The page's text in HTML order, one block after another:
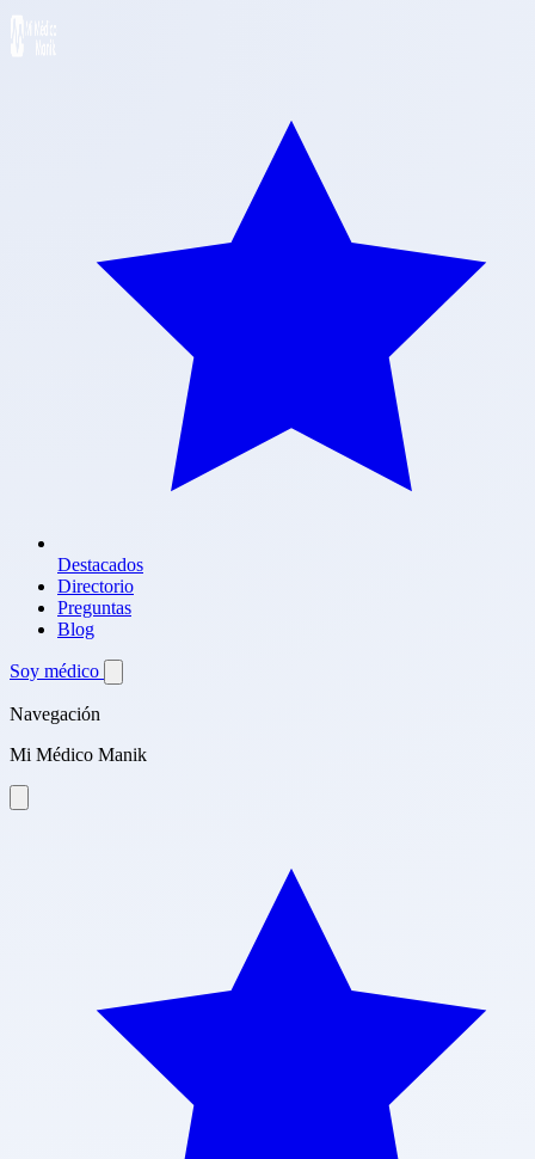
Destacados
Directorio
Preguntas
Blog
Soy médico
Navegación
Mi Médico Manik